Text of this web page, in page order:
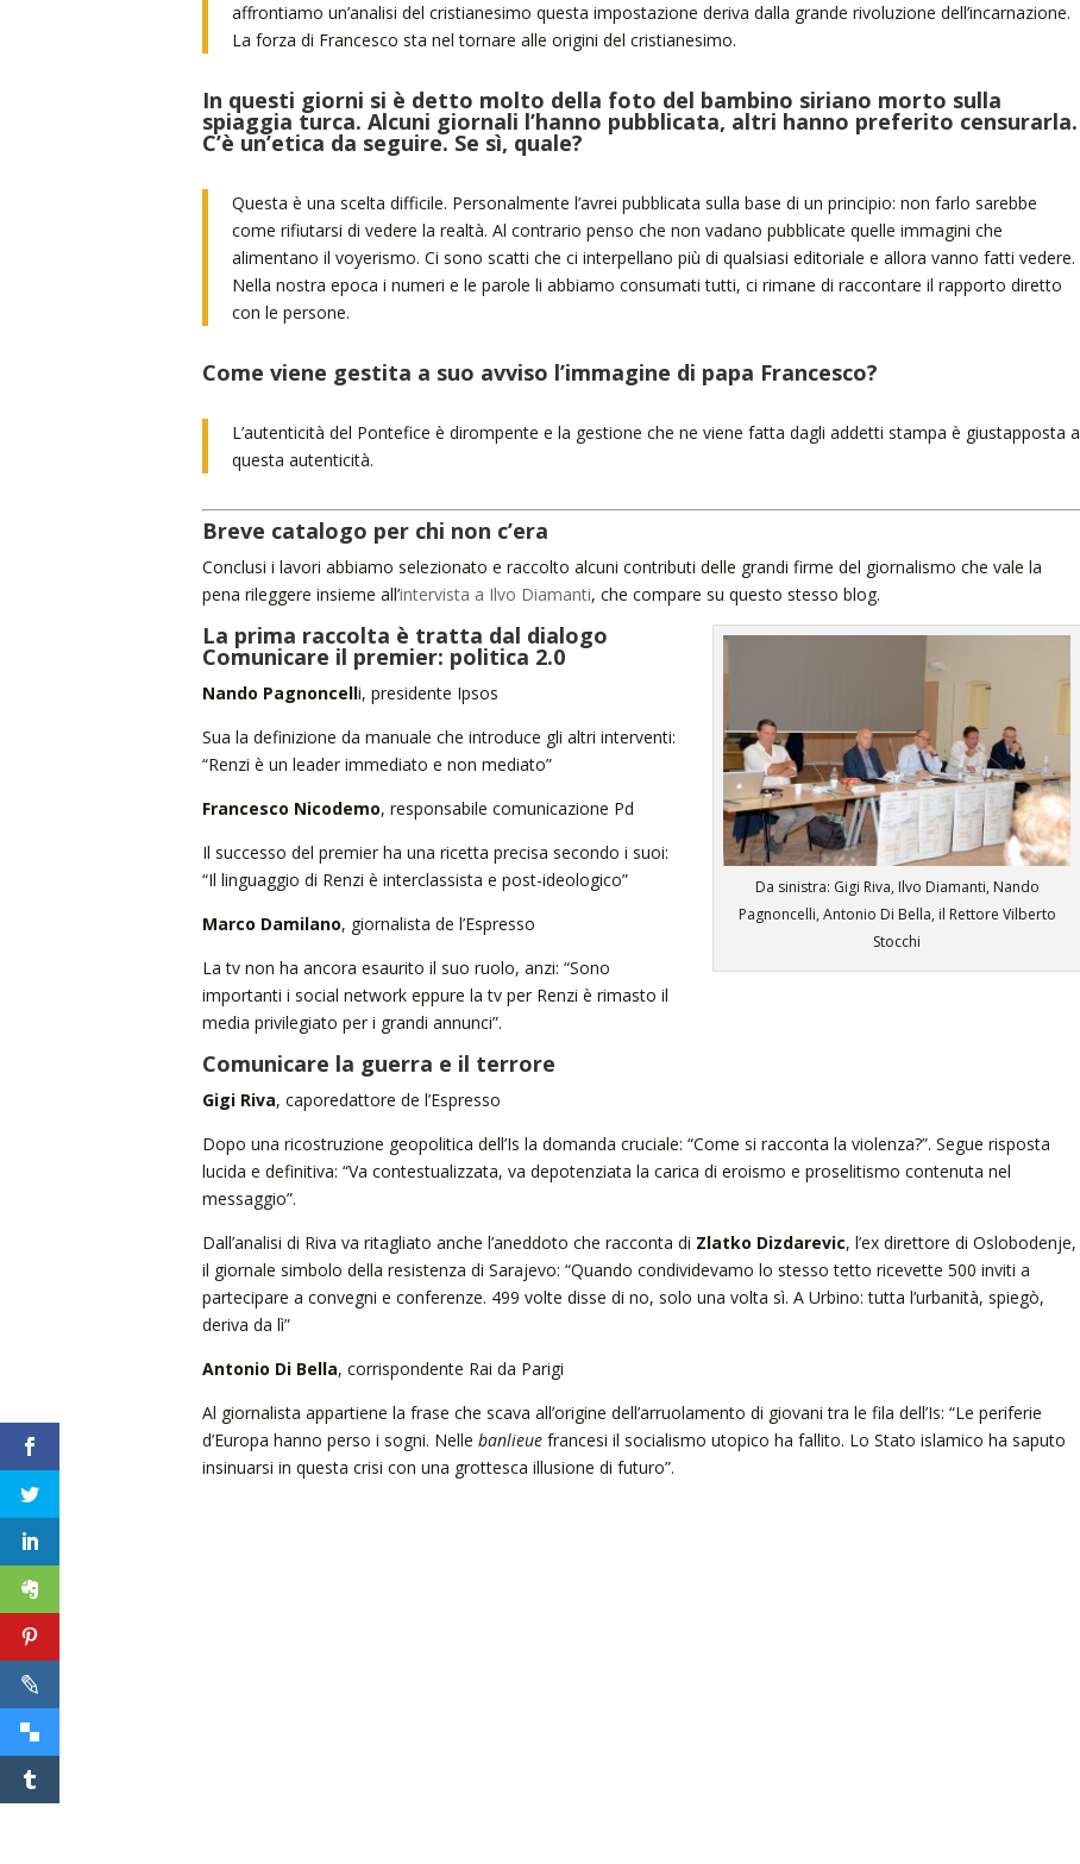
affrontiamo un’analisi del cristianesimo questa impostazione deriva dalla grande rivoluzione dell’incarnazione.
La forza di Francesco sta nel tornare alle origini del cristianesimo.
In questi giorni si è detto molto della foto del bambino siriano morto sulla
spiaggia turca. Alcuni giornali l’hanno pubblicata, altri hanno preferito censurarla.
C’è un’etica da seguire. Se sì, quale?
Questa è una scelta difficile. Personalmente l’avrei pubblicata sulla base di un principio: non farlo sarebbe
come rifiutarsi di vedere la realtà. Al contrario penso che non vadano pubblicate quelle immagini che
alimentano il voyerismo. Ci sono scatti che ci interpellano più di qualsiasi editoriale e allora vanno fatti vedere.
Nella nostra epoca i numeri e le parole li abbiamo consumati tutti, ci rimane di raccontare il rapporto diretto
con le persone.
Come viene gestita a suo avviso l’immagine di papa Francesco?
L’autenticità del Pontefice è dirompente e la gestione che ne viene fatta dagli addetti stampa è giustapposta a
questa autenticità.
Breve catalogo per chi non c’era
Conclusi i lavori abbiamo selezionato e raccolto alcuni contributi delle grandi firme del giornalismo che vale la
pena rileggere insieme all’intervista a Ilvo Diamanti, che compare su questo stesso blog.
Da sinistra: Gigi Riva, Ilvo Diamanti, Nando
Pagnoncelli, Antonio Di Bella, il Rettore Vilberto
Stocchi
La prima raccolta è tratta dal dialogo
Comunicare il premier: politica 2.0
Nando Pagnoncelli, presidente Ipsos
Sua la definizione da manuale che introduce gli altri interventi:
“Renzi è un leader immediato e non mediato”
Francesco Nicodemo, responsabile comunicazione Pd
Il successo del premier ha una ricetta precisa secondo i suoi:
“Il linguaggio di Renzi è interclassista e post-ideologico”
Marco Damilano, giornalista de l’Espresso
La tv non ha ancora esaurito il suo ruolo, anzi: “Sono
importanti i social network eppure la tv per Renzi è rimasto il
media privilegiato per i grandi annunci”.
Comunicare la guerra e il terrore
Gigi Riva, caporedattore de l’Espresso
Dopo una ricostruzione geopolitica dell’Is la domanda cruciale: “Come si racconta la violenza?”. Segue risposta
lucida e definitiva: “Va contestualizzata, va depotenziata la carica di eroismo e proselitismo contenuta nel
messaggio”.
Dall’analisi di Riva va ritagliato anche l’aneddoto che racconta di Zlatko Dizdarevic, l’ex direttore di Oslobodenje,
il giornale simbolo della resistenza di Sarajevo: “Quando condividevamo lo stesso tetto ricevette 500 inviti a
partecipare a convegni e conferenze. 499 volte disse di no, solo una volta sì. A Urbino: tutta l’urbanità, spiegò,
deriva da lì”
Antonio Di Bella, corrispondente Rai da Parigi
Al giornalista appartiene la frase che scava all’origine dell’arruolamento di giovani tra le fila dell’Is: “Le periferie
d’Europa hanno perso i sogni. Nelle banlieuefrancesi il socialismo utopico ha fallito. Lo Stato islamico ha saputo
insinuarsi in questa crisi con una grottesca illusione di futuro”.